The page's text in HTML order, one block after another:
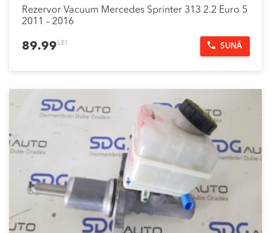
Rezervor Vacuum Mercedes Sprinter 313 2.2 Euro 5
2011 – 2016
89.99 LEI SUNĂ